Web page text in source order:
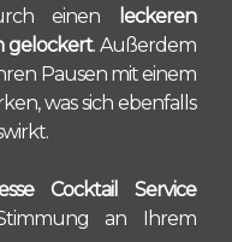
einen
leckeren
gelockert. Außerdem
Pausen mit einem
was sich ebenfalls
Cocktail Service
an Ihrem